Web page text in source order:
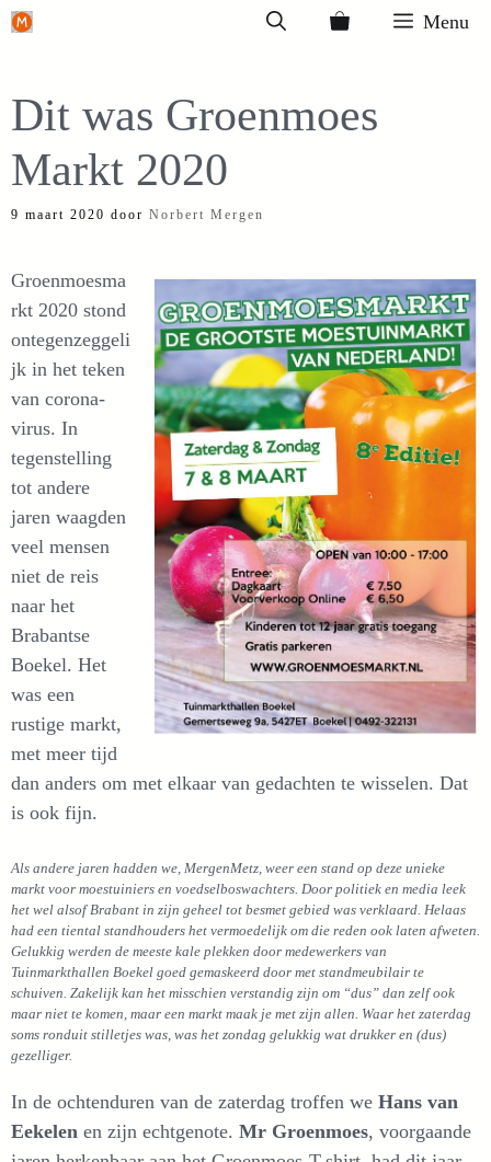
Ga
inhoud
Menu
Dit was Groenmoes
Markt 2020
9 maart 2020 door Norbert Mergen
Groenmoesma
rkt 2020 stond
ontegenzeggeli
jk in het teken
van corona-
virus. In
tegenstelling
tot andere
jaren waagden
veel mensen
niet de reis
naar het
Brabantse
Boekel. Het
was een
rustige markt,
met meer tijd
dan anders om met elkaar van gedachten te wisselen. Dat
is ook fijn.
Als andere jaren hadden we, MergenMetz, weer een stand op deze unieke
markt voor moestuiniers en voedselboswachters. Door politiek en media leek
het wel alsof Brabant in zijn geheel tot besmet gebied was verklaard. Helaas
had een tiental standhouders het vermoedelijk om die reden ook laten afweten.
Gelukkig werden de meeste kale plekken door medewerkers van
Tuinmarkthallen Boekel goed gemaskeerd door met standmeubilair te
schuiven. Zakelijk kan het misschien verstandig zijn om “dus” dan zelf ook
maar niet te komen, maar een markt maak je met zijn allen. Waar het zaterdag
soms ronduit stilletjes was, was het zondag gelukkig wat drukker en (dus)
gezelliger.
In de ochtenduren van de zaterdag troffen we Hans van
Eekelen en zijn echtgenote. Mr Groenmoes, voorgaande